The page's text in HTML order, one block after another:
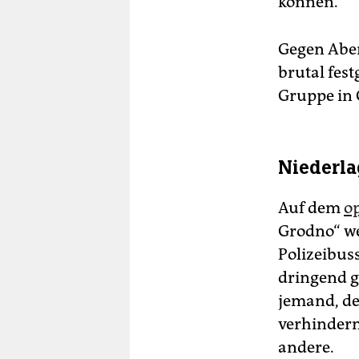
Gegen
brutal
Gruppe in
Auf dem
Grodno“
dringend
jemand,
andere.